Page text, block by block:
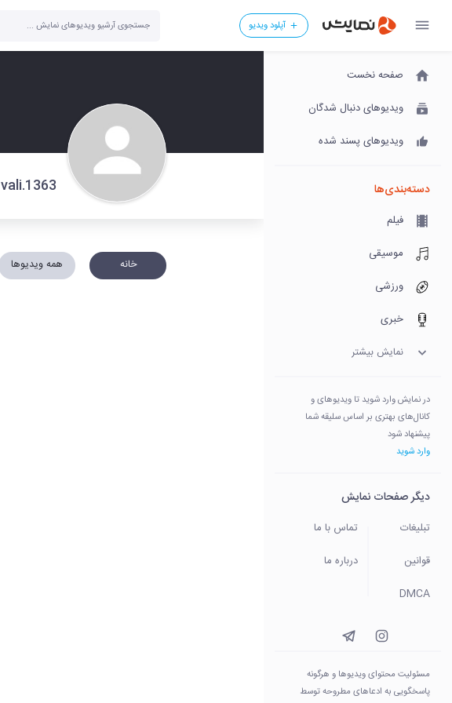
آپلود ویدیو
صفحه نخست
ویدیوهای دنبال شدگان
ویدیوهای پسند شده
دسته‌بندی‌ها
فیلم
موسیقی
ورزشی
خبری
نمایش بیشتر
در نمایش وارد شوید تا ویدیوهای و
کانال‌های بهتری بر اساس سلیقه شما
پیشنهاد شود
وارد شوید
دیگر صفحات نمایش
تبلیغات
تماس با ما
قوانین
درباره ما
DMCA
مسئولیت محتوای ویدیو‌ها و هرگونه
پاسخگویی به ادعاهای مطروحه توسط
vali.1363
خانه همه ویدیوها